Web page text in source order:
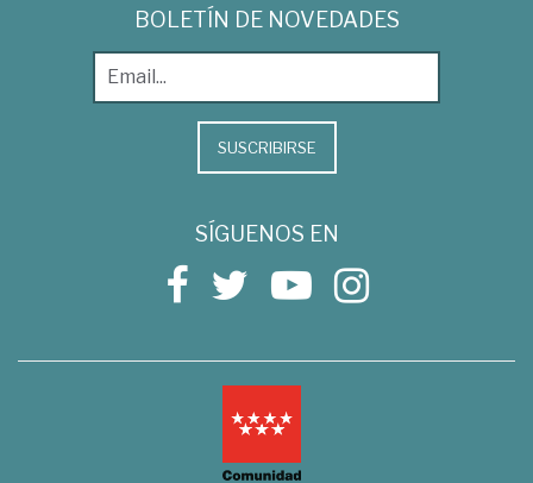
BOLETÍN DE NOVEDADES
SUSCRIBIRSE
SÍGUENOS EN